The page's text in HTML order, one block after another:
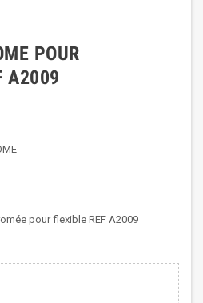
POUR
A2009
pour flexible REF A2009